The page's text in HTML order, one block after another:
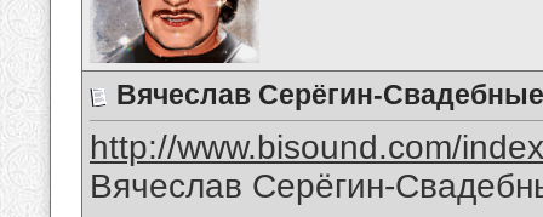
Вячеслав Серёгин-
http://www.bisound.com/
Вячеслав Серёгин-